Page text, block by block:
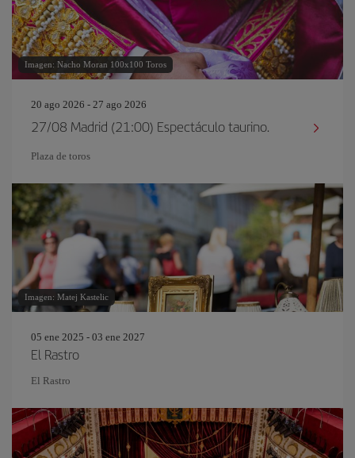
Imagen: Nacho Moran 100x100 Toros
20 ago 2026 - 27 ago 2026
27/08 Madrid (21:00) Espectáculo taurino.
Plaza de toros
Imagen: Matej Kastelic
05 ene 2025 - 03 ene 2027
El Rastro
El Rastro